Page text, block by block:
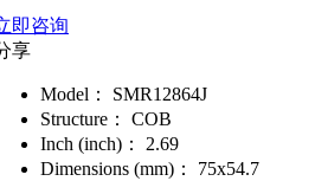
即咨询
享
Model：
SMR12864J
Structure：
COB
Inch (inch)：
2.69
Dimensions (mm)：
75x54.7